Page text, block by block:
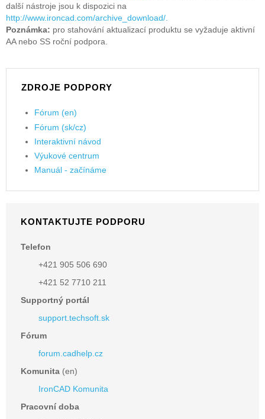
další nástroje jsou k dispozici na
http://www.ironcad.com/archive_download/.
Poznámka: pro stahování aktualizací produktu se vyžaduje aktivní
AA nebo SS roční podpora.
ZDROJE PODPORY
Fórum (en)
Fórum (sk/cz)
Interaktivní návod
Výukové centrum
Manuál - začínáme
KONTAKTUJTE PODPORU
Telefon
+421 905 506 690
+421 52 7710 211
Supportný portál
support.techsoft.sk
Fórum
forum.cadhelp.cz
Komunita (en)
IronCAD Komunita
Pracovní doba